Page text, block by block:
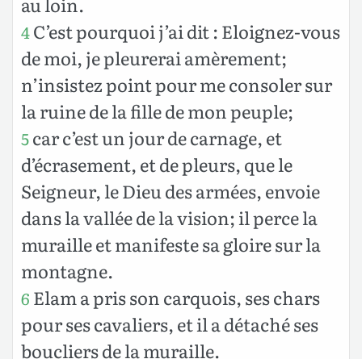
4C’est pourquoi j’ai dit : Eloignez-vous
de moi, je pleurerai amèrement;
n’insistez point pour me consoler sur
la ruine de la fille de mon peuple;
5car c’est un jour de carnage, et
d’écrasement, et de pleurs, que le
Seigneur, le Dieu des armées, envoie
dans la vallée de la vision; il perce la
muraille et manifeste sa gloire sur la
montagne.
6 Elam a pris son carquois, ses chars
pour ses cavaliers, et il a détaché ses
boucliers de la muraille.